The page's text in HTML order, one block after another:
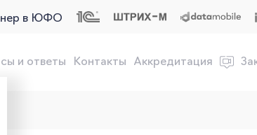
в ЮФО
и ответы Контакты Аккредитация
онлайн-касс